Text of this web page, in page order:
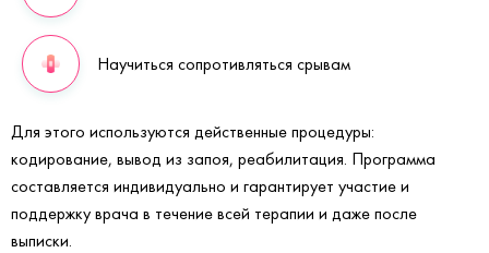
Научиться сопротивляться срывам
Для этого используются действенные процедуры:
кодирование, вывод из запоя, реабилитация. Программа
составляется индивидуально и гарантирует участие и
поддержку врача в течение всей терапии и даже после
выписки.